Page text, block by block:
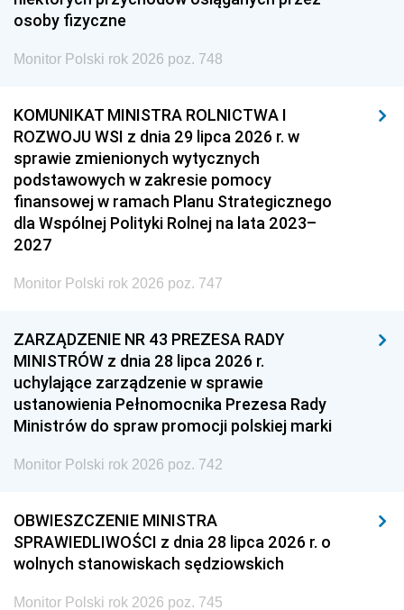
osoby fizyczne
Monitor Polski rok 2026 poz. 748
KOMUNIKAT MINISTRA ROLNICTWA I
ROZWOJU WSI z dnia 29 lipca 2026 r. w
sprawie zmienionych wytycznych
podstawowych w zakresie pomocy
finansowej w ramach Planu Strategicznego
dla Wspólnej Polityki Rolnej na lata 2023–
2027
Monitor Polski rok 2026 poz. 747
ZARZĄDZENIE NR 43 PREZESA RADY
MINISTRÓW z dnia 28 lipca 2026 r.
uchylające zarządzenie w sprawie
ustanowienia Pełnomocnika Prezesa Rady
Ministrów do spraw promocji polskiej marki
Monitor Polski rok 2026 poz. 742
OBWIESZCZENIE MINISTRA
SPRAWIEDLIWOŚCI z dnia 28 lipca 2026 r. o
wolnych stanowiskach sędziowskich
Monitor Polski rok 2026 poz. 745